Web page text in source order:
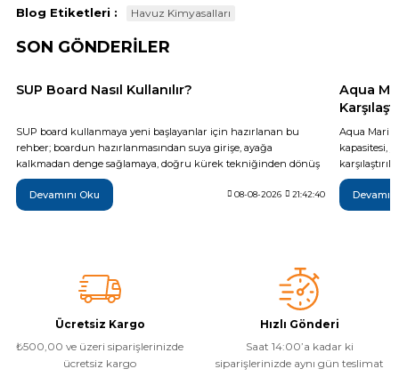
Blog Etiketleri : Havuz Kimyasalları
SON GÖNDERİLER
SUP Board Nasıl Kullanılır?
SUP board kullanmaya yeni başlayanlar için hazırlanan bu
rehber; boardun hazırlanmasından suya girişe, ayağa
kalkmadan denge sağlamaya, doğru kürek tekniğinden dönüş
ve rota kontrolüne kadar temel kullanım adımlarını açıklar.
Güvenli bir ilk sürüş için gerekli ekipmanlar, rüzgâr ve su
koşulları, sık yapılan hatalar, düşme sonrası boarda çıkış ve
Devamını Oku 08-08-2026 21:42:40
Aqua
Aqua
kapasitesi,
olduğu
Monster,
farkları
Ücretsiz Kargo
₺500,00 ve üzeri siparişlerinizde
ücretsiz kargo
Hızlı Gönderi
Saat 14:00’a kadar ki
siparişlerinizde aynı gün teslimat